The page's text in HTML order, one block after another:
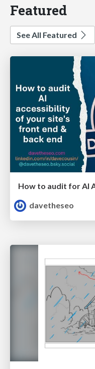
Featured
See All Featured
davetheseo